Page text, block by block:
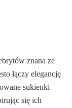
znana ze
łączy elegancję
sukienki
się ich